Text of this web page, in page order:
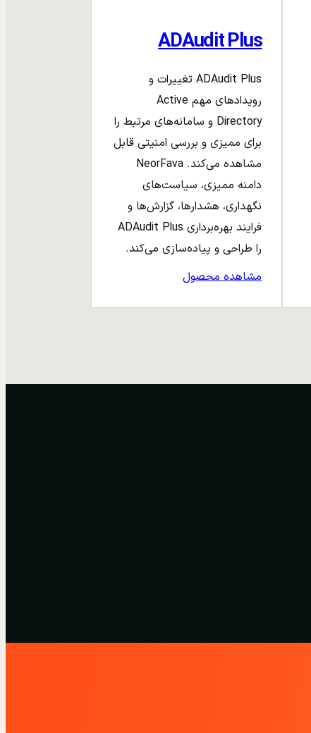
ADAudit Plus
ADAudit Plus تغییرات و
رویدادهای مهم Active
Directory و سامانه‌های مرتبط را
برای ممیزی و بررسی امنیتی قابل
مشاهده می‌کند. NeorFava
دامنه ممیزی، سیاست‌های
نگهداری، هشدارها، گزارش‌ها و
فرایند بهره‌برداری ADAudit Plus
را طراحی و پیاده‌سازی می‌کند.
مشاهده محصول